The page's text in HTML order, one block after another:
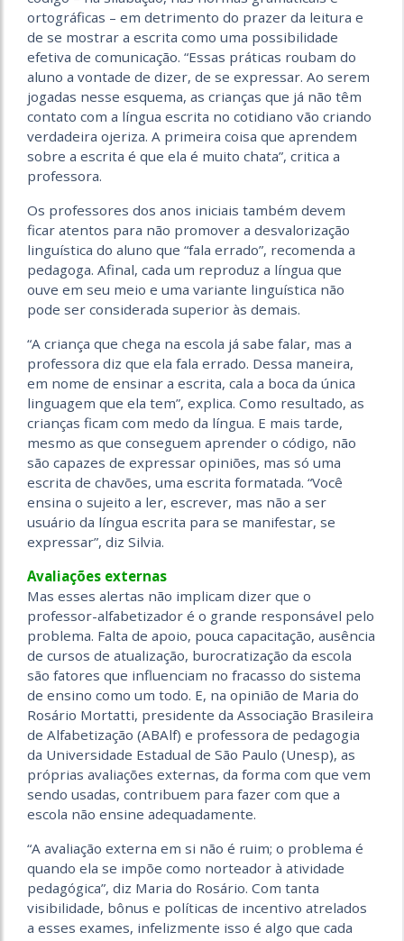
ortográficas – em detrimento do prazer da leitura e
de se mostrar a escrita como uma possibilidade
efetiva de comunicação. “Essas práticas roubam do
aluno a vontade de dizer, de se expressar. Ao serem
jogadas nesse esquema, as crianças que já não têm
contato com a língua escrita no cotidiano vão criando
verdadeira ojeriza. A primeira coisa que aprendem
sobre a escrita é que ela é muito chata”, critica a
professora.
Os professores dos anos iniciais também devem
ficar atentos para não promover a desvalorização
linguística do aluno que “fala errado”, recomenda a
pedagoga. Afinal, cada um reproduz a língua que
ouve em seu meio e uma variante linguística não
pode ser considerada superior às demais.
“A criança que chega na escola já sabe falar, mas a
professora diz que ela fala errado. Dessa maneira,
em nome de ensinar a escrita, cala a boca da única
linguagem que ela tem”, explica. Como resultado, as
crianças ficam com medo da língua. E mais tarde,
mesmo as que conseguem aprender o código, não
são capazes de expressar opiniões, mas só uma
escrita de chavões, uma escrita formatada. “Você
ensina o sujeito a ler, escrever, mas não a ser
usuário da língua escrita para se manifestar, se
expressar”, diz Silvia.
Avaliações externas
Mas esses alertas não implicam dizer que o
professor-alfabetizador é o grande responsável pelo
problema. Falta de apoio, pouca capacitação, ausência
de cursos de atualização, burocratização da escola
são fatores que influenciam no fracasso do sistema
de ensino como um todo. E, na opinião de Maria do
Rosário Mortatti, presidente da Associação Brasileira
de Alfabetização (ABAlf) e professora de pedagogia
da Universidade Estadual de São Paulo (Unesp), as
próprias avaliações externas, da forma com que vem
sendo usadas, contribuem para fazer com que a
escola não ensine adequadamente.
“A avaliação externa em si não é ruim; o problema é
quando ela se impõe como norteador à atividade
pedagógica”, diz Maria do Rosário. Com tanta
visibilidade, bônus e políticas de incentivo atrelados
a esses exames, infelizmente isso é algo que cada